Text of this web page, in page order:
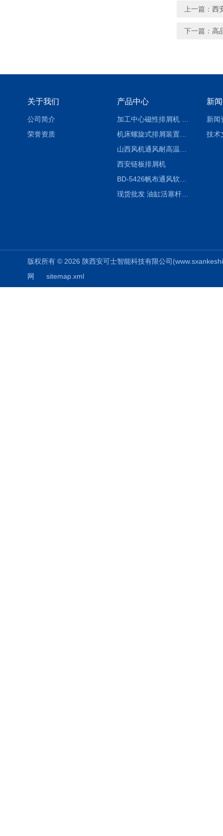
上一篇： 西
下一篇： 高
关于我们
公司简介
荣誉资质
产品中心
西安链板排屑机
BD-5426帆布通风软连接水泥布袋陕西生产厂家
现货批发 油缸活塞杆圆形保护套
新
新闻
技术
版权所有 © 2026 陕西安可士智能科技有限公司
网
sitemap.xml